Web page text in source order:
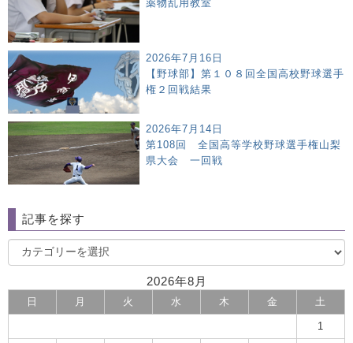
薬物乱用教室
2026年7月16日
【野球部】第１０８回全国高校野球選手
権２回戦結果
2026年7月14日
第108回 全国高等学校野球選手権山梨
県大会 一回戦
記事を探す
2026年8月
日 月 火 水 木 金 土
1